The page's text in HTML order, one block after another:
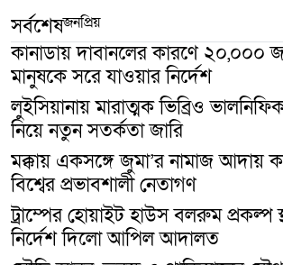
সর্বশেষজনপ্রিয়
কানাডায় দাবানলের কারণে ২০,০০০
মানুষকে সরে যাওয়ার নির্দেশ
লুইসিয়ানায় মারাত্মক ভিব্রিও
নিয়ে নতুন সতর্কতা জারি
মক্কায় একসঙ্গে জুমা’র নামাজ আদায়
বিশ্বের প্রভাবশালী নেতাগণ
ট্রাম্পের হোয়াইট হাউস বলরুম প্রকল্প
নির্দেশ দিলো আপিল আদালত